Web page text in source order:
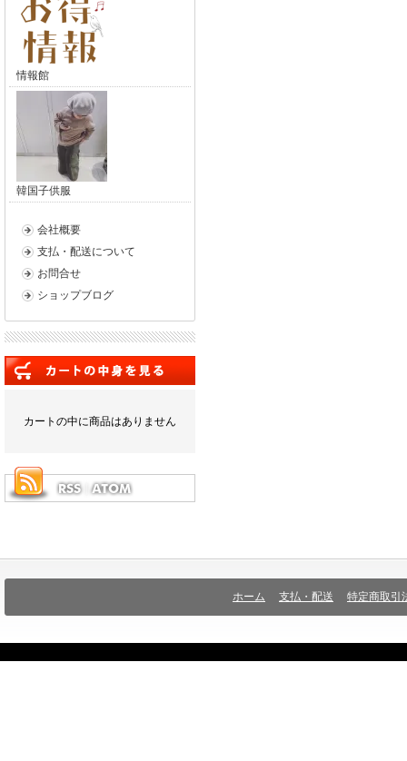
情報館
韓国子供服
会社概要
支払・配送について
お問合せ
ショップブログ
カートの中に商品はありません
ホーム 支払・配送 特定商取引